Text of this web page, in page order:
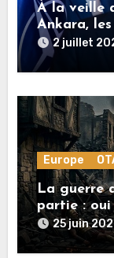
À la veille
Ankara, les
poussent
conflit
2 juillet
Europe
La guerre
partie : oui
rationnelle
25 juin